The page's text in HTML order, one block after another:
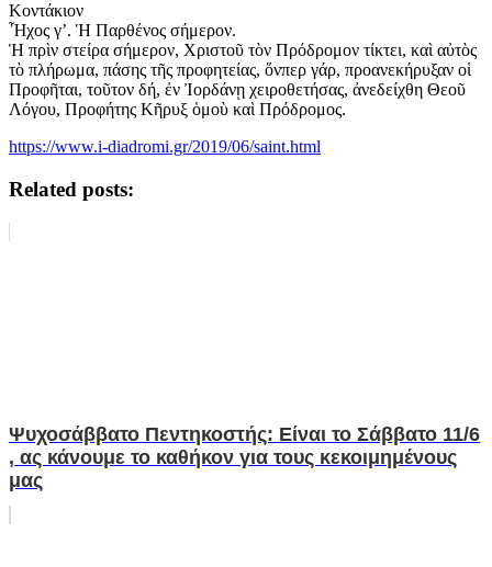
Κοντάκιον
Ἦχος γ’. Ἡ Παρθένος σήμερον.
Ἡ πρὶν στείρα σήμερον, Χριστοῦ τὸν Πρόδρομον τίκτει, καὶ αὐτὸς
τὸ πλήρωμα, πάσης τῆς προφητείας, ὅνπερ γάρ, προανεκήρυξαν οἱ
Προφῆται, τοῦτον δή, ἐν Ἰορδάνῃ χειροθετήσας, ἀνεδείχθη Θεοῦ
Λόγου, Προφήτης Κῆρυξ ὁμοὺ καὶ Πρόδρομος.
https://www.i-diadromi.gr/2019/06/saint.html
Related posts:
Ψυχοσάββατο Πεντηκοστής: Είναι το Σάββατο 11/6
, ας κάνουμε το καθήκον για τους κεκοιμημένους
μας